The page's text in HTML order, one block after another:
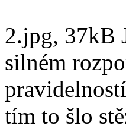
2.jpg, 37kB
silném
tím to šlo